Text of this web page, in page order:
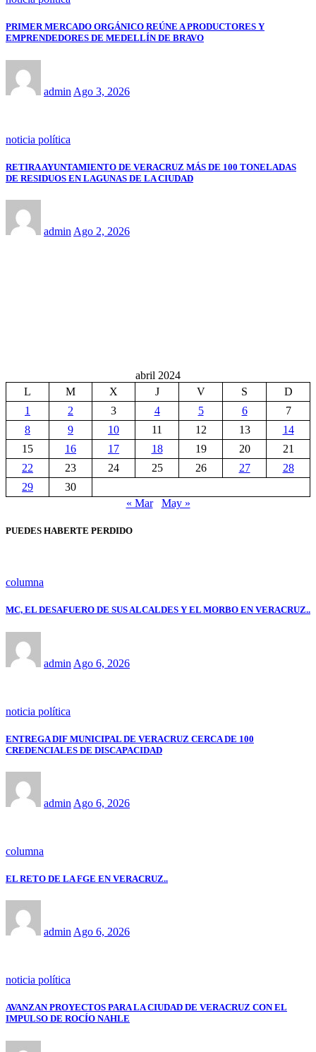
PRIMER MERCADO ORGÁNICO REÚNE A PRODUCTORES Y
EMPRENDEDORES DE MEDELLÍN DE BRAVO
admin Ago 3, 2026
noticia política
RETIRA AYUNTAMIENTO DE VERACRUZ MÁS DE 100 TONELADAS
DE RESIDUOS EN LAGUNAS DE LA CIUDAD
admin Ago 2, 2026
abril 2024
L
M X J V S
D
1
2 3 4 5 6
7
8
9 10 11 12 13
14
15
16 17 18 19 20
21
22
23 24 25 26 27
28
29
30
« Mar
May »
PUEDES HABERTE PERDIDO
columna
MC, EL DESAFUERO DE SUS ALCALDES Y EL MORBO EN VERACRUZ..
admin Ago 6, 2026
noticia política
ENTREGA DIF MUNICIPAL DE VERACRUZ CERCA DE 100
CREDENCIALES DE DISCAPACIDAD
admin Ago 6, 2026
columna
EL RETO DE LA FGE EN VERACRUZ..
admin Ago 6, 2026
noticia política
AVANZAN PROYECTOS PARA LA CIUDAD DE VERACRUZ CON EL
IMPULSO DE ROCÍO NAHLE